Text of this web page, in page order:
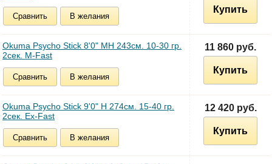
Сравнить В желания
Купить
Okuma Psycho Stick 8'0" MH 243см. 10-30 гр.
2сек. M-Fast
Сравнить В желания
11 860 руб.
Купить
Okuma Psycho Stick 9'0" H 274см. 15-40 гр.
2сек. Ex-Fast
Сравнить В желания
12 420 руб.
Купить